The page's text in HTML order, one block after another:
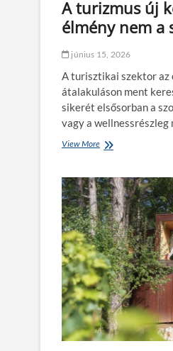
g
y
n
a
e
l
s
ő
t
á
n
r
o
m
o
l
j
o
n
e
l
e
t
k
c
k
á
z
a
o
k
a
l
:
m
i
k
o
r
n
e
m
j
ó
A turizmus új
élmény nem a
június 15, 2026
A turisztikai szektor az
átalakuláson ment
sikerét elsősorban a
vagy a
View More
r
i
z
m
u
s
ú
j
k
o
r
s
z